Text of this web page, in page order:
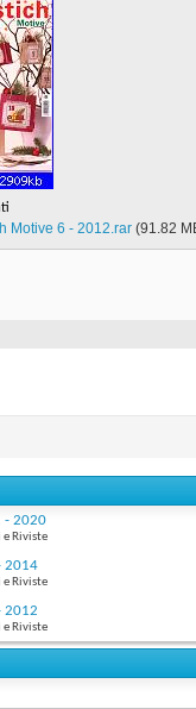
Motive 6 - 2012.rar‎ (91.82
- 2020
Riviste
2014
Riviste
2012
Riviste